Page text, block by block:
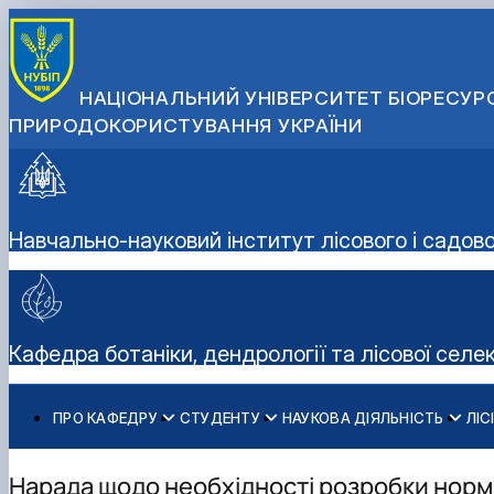
НАЦІОНАЛЬНИЙ УНІВЕРСИТЕТ
ПРИРОДОКОРИСТУВАННЯ УКРАЇНИ
Навчально-науковий інститут лісового і
Кафедра ботаніки, дендрології та лісової
ПРО КАФЕДРУ
Історія та сучасність
СТУДЕНТУ
Навчальна робота
НАУКОВА ДІЯЛЬНІСТЬ
Науково-дослідна робота
Про центр
Нарада щодо необхідності розробки